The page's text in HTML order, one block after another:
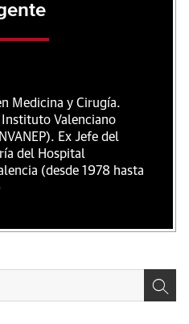
Medicina y Cirugía.
Valenciano
Ex Jefe del
del Hospital
(desde 1978 hasta